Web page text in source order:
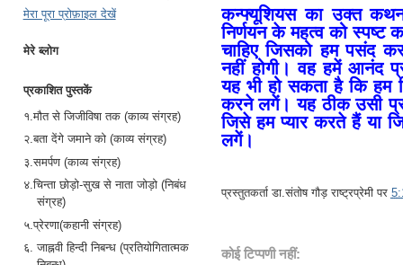
मेरा पूरा प्रोफ़ाइल देखें
मेरे ब्लोग
प्रकाशित पुस्तकें
१.मौत से जिजीविषा तक (काव्य संग्रह)
२.बता देंगे जमाने को (काव्य संग्रह)
३.समर्पण (काव्य संग्रह)
४.चिन्ता छोड़ो-सुख से नाता जोड़ो (निबंध
संग्रह)
५.प्रेरणा(कहानी संग्रह)
६. जाह्नवी हिन्दी निबन्ध (प्रतियोगितात्मक
कन्फ्यूशियस का उक्त
निर्णयन के महत्व को स्पष्ट
चाहिए जिसको हम पसंद
नहीं होगी। वह हमें आनंद
यह भी हो सकता है कि हम
करने लगें। यह ठीक उसी
जिसे हम प्यार करते हैं या
लगें।
प्रस्तुतकर्ताडा.संतोष गौड़ राष्ट्रप्रेमी पर
कोई टिप्पणी नहीं: